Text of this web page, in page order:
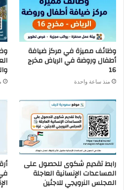
وظائف مميزة في مركز ضيافة
أطفال وروضة في الرياض مخرج
16
منذ ساعة واحدة
رابط تقديم شكوى للحصول على
المساعدات الإنسانية العاجلة
المجلس النرويجي للاجئين